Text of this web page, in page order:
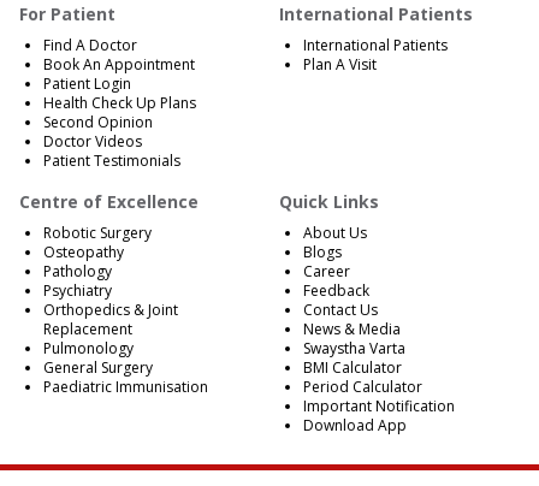
For Patient
Find A Doctor
Book An Appointment
Patient Login
Health Check Up Plans
Second Opinion
Doctor Videos
Patient Testimonials
International Patients
International Patients
Plan A Visit
Centre of Excellence
Robotic Surgery
Osteopathy
Pathology
Psychiatry
Orthopedics & Joint
Replacement
Pulmonology
General Surgery
Paediatric Immunisation
Quick Links
About Us
Blogs
Career
Feedback
Contact Us
News & Media
Swaystha Varta
BMI Calculator
Period Calculator
Important Notification
Download App